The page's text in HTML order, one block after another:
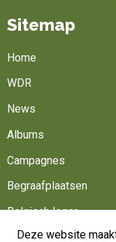
Deze website
Sitemap
Home
WDR
News
Albums
Campagnes
Begraafplaatsen
Belgisch leger
Werk mee